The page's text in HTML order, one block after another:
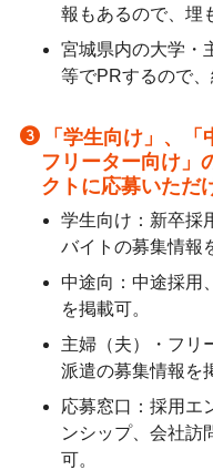
報もあるので、埋
宮城県内の大学・
等でPRするので
「学生向け」、
フリーター向け」
クトに応募いただ
学生向け：新卒採
バイトの募集情報
中途向：中途採用
を掲載可。
主婦（夫）・フリ
派遣の募集情報を
応募窓口：採用エ
ンシップ、会社訪
可。